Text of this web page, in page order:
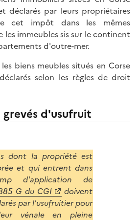
déclarés par leurs propriétaires
cet impôt dans les mêmes
immeubles sis sur le continent
d'outre-mer.
biens meubles situés en Corse
selon les règles de droit
grevés d'usufruit
dont la propriété est
et qui entrent dans
d'application de
G du CGI
doivent
par l'usufruitier pour
vénale en pleine